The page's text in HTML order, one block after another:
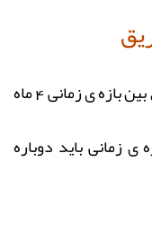
مدت زمان ماندگاری بوتاکس رفع تعریق بین بازه ی زمانی 4 ماه
ی زمانی باید دوباره